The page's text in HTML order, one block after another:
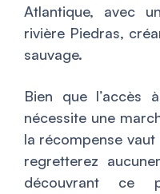
Atlantique, avec
rivière Piedras,
sauvage.
Bien que l’accès
nécessite une
la récompense vaut
regretterez
découvrant ce